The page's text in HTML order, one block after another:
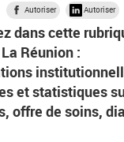
Autoriser Autoriser
dans cette
La Réunion :
et statistiques
offre de soins,